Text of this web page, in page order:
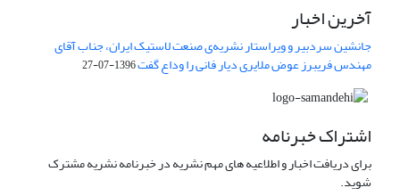
آخرین اخبار
جانشین سردبیر و ویراستار نشریه‌ی صنعت لاستیک ایران، جناب آقای
مهندس فریبرز عوض ملایری دیار فانی را وداع گفت1396-07-27
اشتراک خبرنامه
برای دریافت اخبار و اطلاعیه های مهم نشریه در خبرنامه نشریه مشترک
شوید.